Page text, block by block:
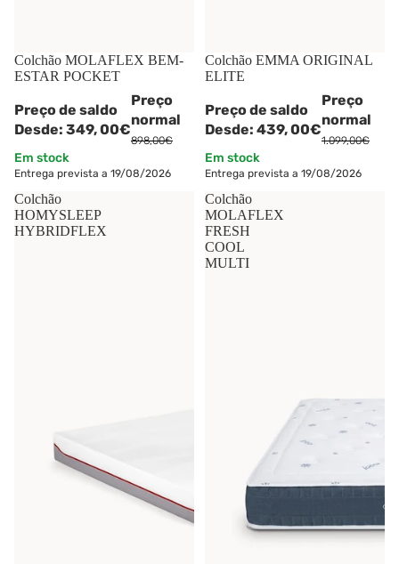
-61%
Colchão MOLAFLEX BEM-
ESTAR POCKET
Preço de saldo
Desde: 349,00€
Preço
normal
898,00€
Em stock
Entrega prevista a 19/08/2026
-60%
Colchão EMMA ORIGINAL
ELITE
Preço de saldo
Desde: 439,00€
Preço
normal
1.099,00€
Em stock
Entrega prevista a 19/08/2026
Colchão
HOMYSLEEP
HYBRIDFLEX
Colchão
MOLAFLEX
FRESH
COOL
MULTI